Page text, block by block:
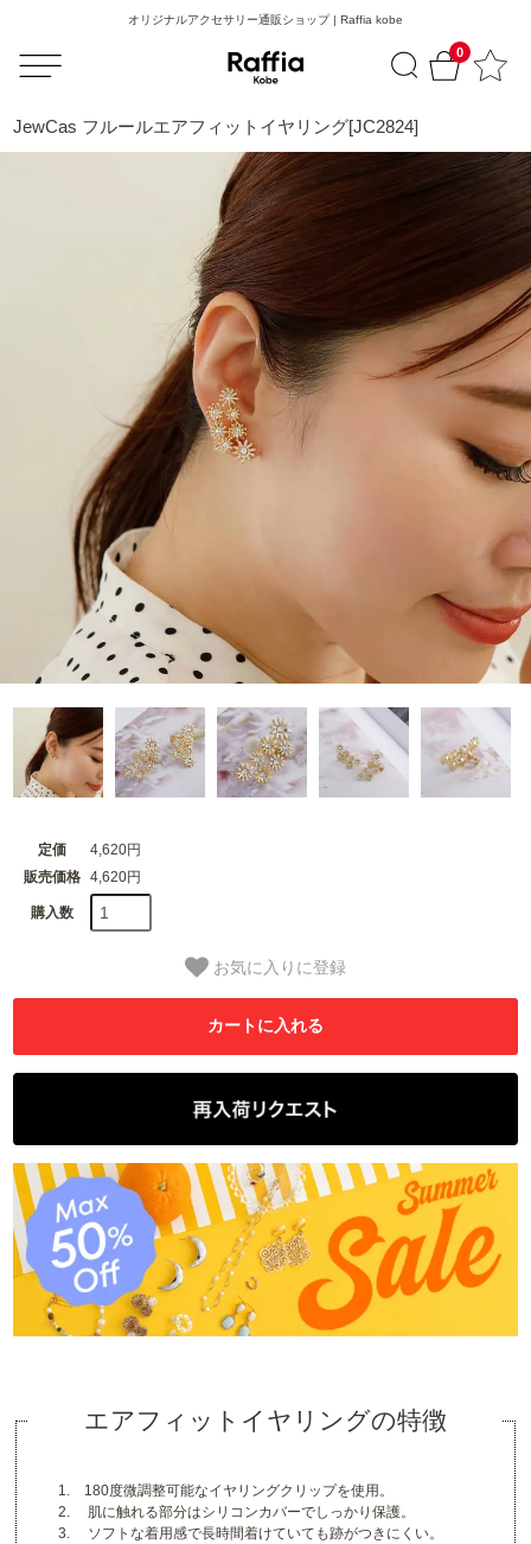
0
オリジナルアクセサリー通販ショップ | Raffia kobe
JewCas フルールエアフィットイヤリング[JC2824]
定価
4,620円
販売価格
4,620円
購入数
お気に入りに登録
エアフィットイヤリングの特徴
1. 180度微調整可能なイヤリングクリップを使用。
2. 肌に触れる部分はシリコンカバーでしっかり保護。
3. ソフトな着用感で長時間着けていても跡がつきにくい。